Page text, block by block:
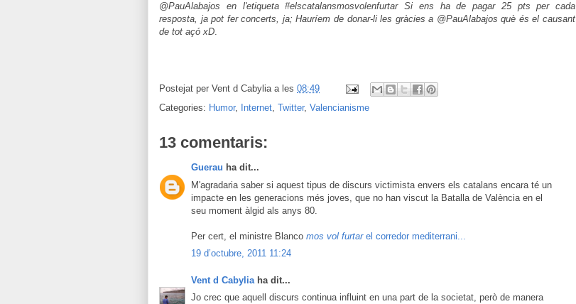
@PauAlabajos en l'etiqueta #elscatalansmosvolenfurtar Si ens ha de pagar 25 pts per cada
resposta, ja pot fer concerts, ja; Hauríem de donar-li les gràcies a @PauAlabajos què és el causant
de tot açó xD.
Postejat per Vent d Cabylia a les 08:49
Categories: Humor, Internet, Twitter, Valencianisme
13 comentaris:
Guerau ha dit...
M'agradaria saber si aquest tipus de discurs victimista envers els catalans encara té un
impacte en les generacions més joves, que no han viscut la Batalla de València en el
seu moment àlgid als anys 80.
Per cert, el ministre Blanco mos vol furtarel corredor mediterrani...
19 d’octubre, 2011 11:24
Vent d Cabylia ha dit...
Jo crec que aquell discurs continua influint en una part de la societat, però de manera